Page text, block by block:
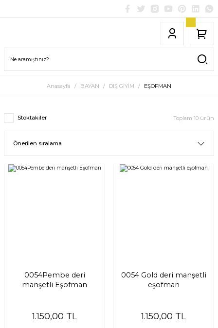
Anasayfa BAYAN DIŞ GİYİM EŞOFMAN
Stoktakiler Toplam 10 ürün
0054Pembe deri
manşetli Eşofman
1.150,00 TL
0054 Gold deri manşetli
eşofman
1.150,00 TL